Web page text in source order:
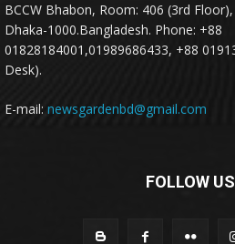
BCCW Bhabon, Room: 406 (3rd
Dhaka-1000.Bangladesh. Phone: +88
01828184001,01989686433, +88
Desk).
E-mail: newsgardenbd@gmail.com
FOLLOW US